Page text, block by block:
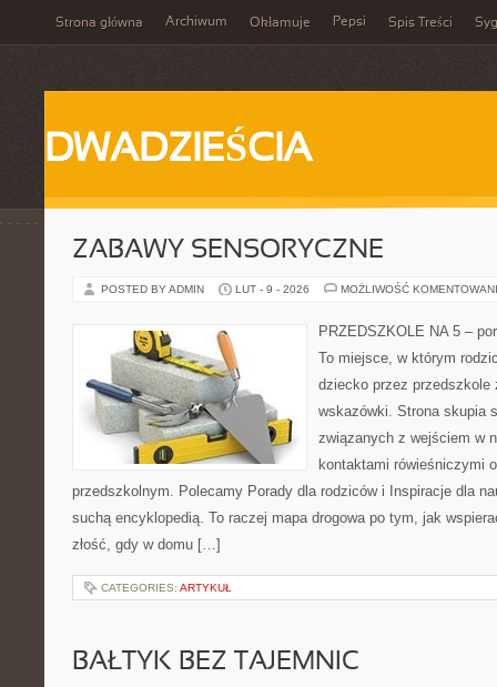
Strona główna Archiwum Okłamuje Pepsi Spis Treści
DWADZIEŚCIA
ZABAWY SENSORYCZNE
POSTED BY ADMIN LUT - 9 - 2026 MOŻLIWOŚĆ
PRZEDSZKOLE NA 5 –
To miejsce, w którym
dziecko przez przedszkole
wskazówki. Strona skupia
związanych z wejściem w
kontaktami rówieśniczymi
przedszkolnym. Polecamy Porady dla rodziców i Inspiracje dla
suchą encyklopedią. To raczej mapa drogowa po tym, jak
złość, gdy w domu […]
CATEGORIES: ARTYKUŁ
BAŁTYK BEZ TAJEMNIC